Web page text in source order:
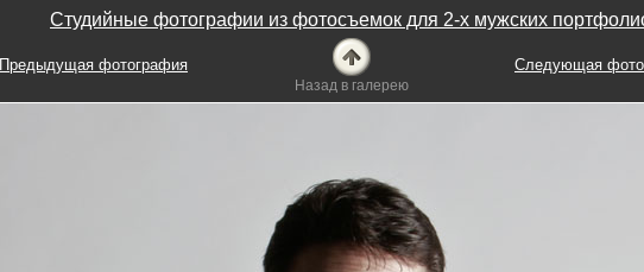
Студийные фотографии из фотосъемок для 2-х мужских
Предыдущая фотография
Назад в галерею
Следующая